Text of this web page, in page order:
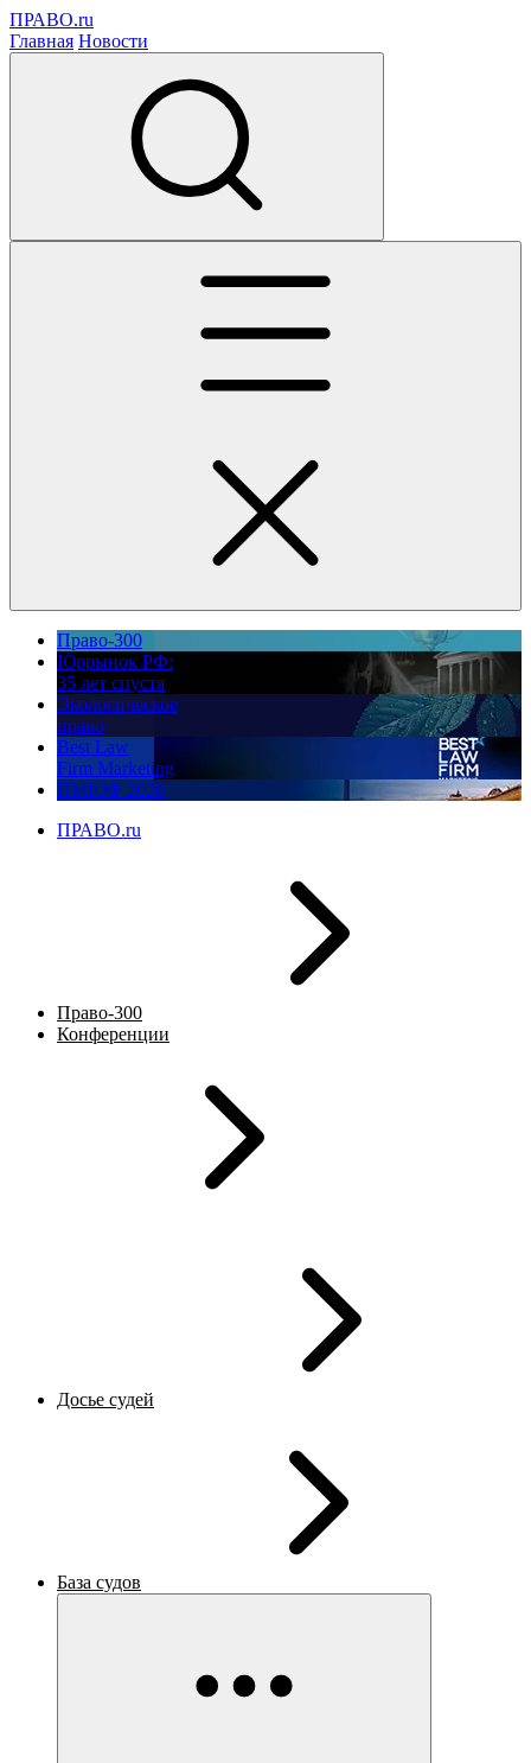
ПРАВО.ru
Главная Новости
Право-300
Юррынок РФ:
35 лет спустя
Экологическое
право
Best Law
Firm Marketing
ПМЮФ 2026
ПРАВО.ru
Право-300
Конференции
Досье судей
База судов